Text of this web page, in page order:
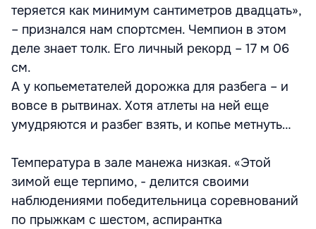
теряется как минимум сантиметров двадцать»,
– признался нам спортсмен. Чемпион в этом
деле знает толк. Его личный рекорд – 17 м 06
см.
А у копьеметателей дорожка для разбега – и
вовсе в рытвинах. Хотя атлеты на ней еще
умудряются и разбег взять, и копье метнуть…
Температура в зале манежа низкая. «Этой
зимой еще терпимо, - делится своими
наблюдениями победительница соревнований
по прыжкам с шестом, аспирантка